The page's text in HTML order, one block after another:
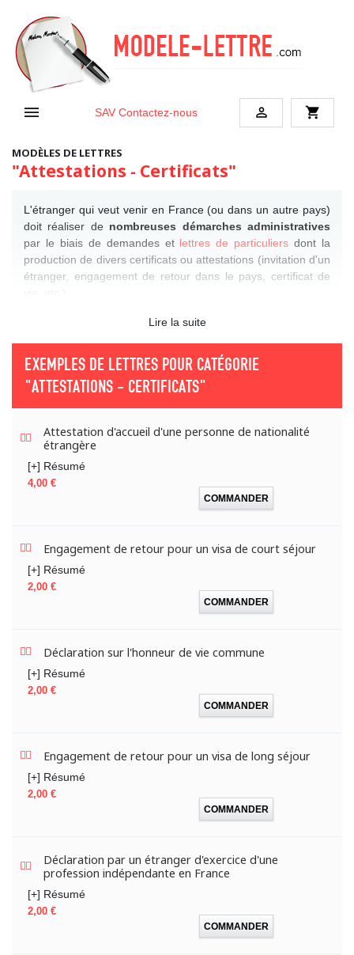
 SAV Contactez-nous  shopping_cart
MODÈLES DE LETTRES
"Attestations - Certificats"
L'étranger qui veut venir en France (ou dans un autre pays)
doit réaliser de nombreuses démarches administratives
par le biais de demandes et lettres de particuliers dont la
production de divers certificats ou attestations (invitation d'un
étranger, engagement de retour dans le pays, certificat de
Lire la suite
EXEMPLES DE LETTRES POUR CATÉGORIE
"ATTESTATIONS - CERTIFICATS"
Attestation d'accueil d'une personne de nationalité
étrangère
[+] Résumé
Prix
4,00 €
COMMANDER
Engagement de retour pour un visa de court séjour
[+] Résumé
Prix
2,00 €
COMMANDER
Déclaration sur l'honneur de vie commune
[+] Résumé
Prix
2,00 €
COMMANDER
Engagement de retour pour un visa de long séjour
[+] Résumé
Prix
2,00 €
COMMANDER
Déclaration par un étranger d'exercice d'une
profession indépendante en France
[+] Résumé
Prix
2,00 €
COMMANDER